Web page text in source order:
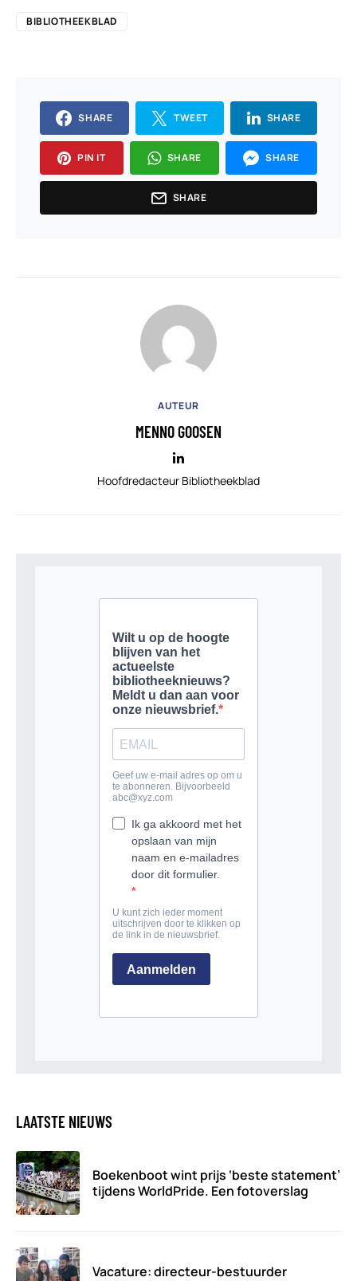
BIBLIOTHEEKBLAD
SHARE TWEET SHARE
PIN IT SHARE SHARE
SHARE
AUTEUR
MENNO GOOSEN
Hoofdredacteur Bibliotheekblad
LAATSTE NIEUWS
Boekenboot wint prijs ‘beste statement’
tijdens WorldPride. Een fotoverslag
Vacature: directeur-bestuurder